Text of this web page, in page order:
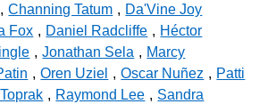
, Channing Tatum , Da'Vine Joy
Fox , Daniel Radcliffe , Héctor
, Jonathan Sela , Marcy
, Oren Uziel , Oscar Nuñez , Patti
, Raymond Lee , Sandra